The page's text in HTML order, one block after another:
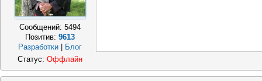
Сообщений: 5494
Позитив: 9613
Разработки
Блог
Статус: Оффлайн